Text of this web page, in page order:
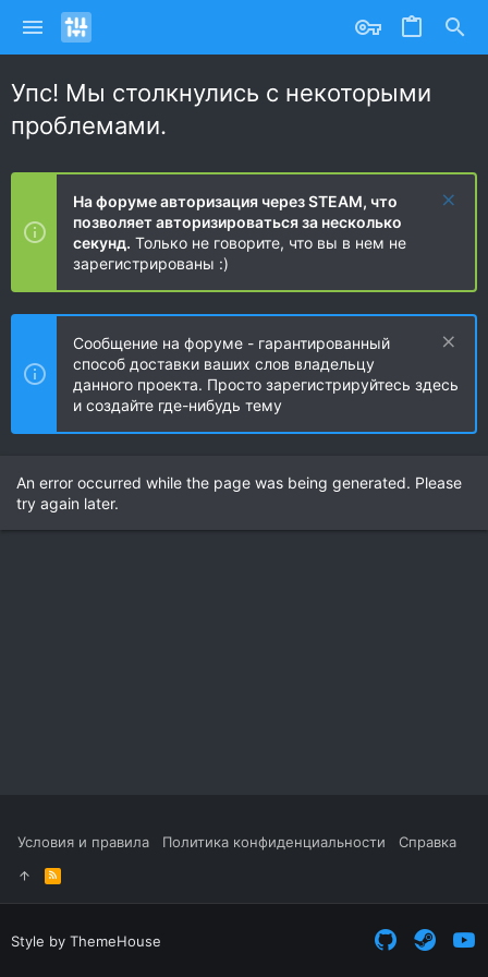
Упс! Мы столкнулись с некоторыми
проблемами.
На форуме авторизация через STEAM, что
позволяет авторизироваться за несколько
секунд. Только не говорите, что вы в нем не
зарегистрированы :)
Сообщение на форуме - гарантированный
способ доставки ваших слов владельцу
данного проекта. Просто зарегистрируйтесь здесь
и создайте где-нибудь тему
An error occurred while the page was being generated. Please
try again later.
Условия и правила Политика конфиденциальности Справка
R
S
S
Style by ThemeHouse